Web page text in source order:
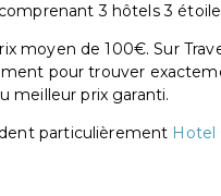
3 hôtels 3
moyen de 100€. Sur
pour trouver
meilleur prix garanti.
particulièrement Hotel